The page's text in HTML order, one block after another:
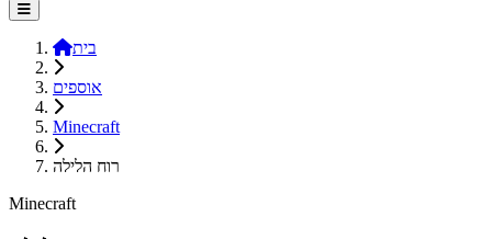
בית
אוספים
Minecraft
רוח הלילה
Minecraft